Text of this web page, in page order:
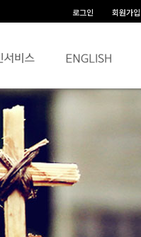
로그인 회원가입